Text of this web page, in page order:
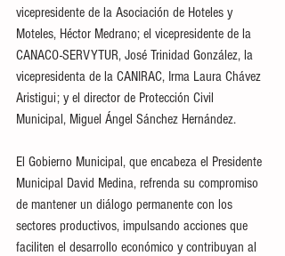
vicepresidente de la Asociación de Hoteles y
Moteles, Héctor Medrano; el vicepresidente de la
CANACO-SERVYTUR, José Trinidad González, la
vicepresidenta de la CANIRAC, Irma Laura Chávez
Aristigui; y el director de Protección Civil
Municipal, Miguel Ángel Sánchez Hernández.
El Gobierno Municipal, que encabeza el Presidente
Municipal David Medina, refrenda su compromiso
de mantener un diálogo permanente con los
sectores productivos, impulsando acciones que
faciliten el desarrollo económico y contribuyan al